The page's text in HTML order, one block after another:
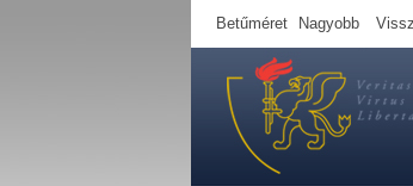
Betűméret Nagyobb